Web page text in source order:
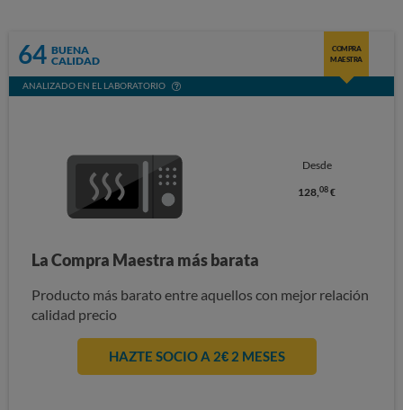
64 BUENA
CALIDAD
COMPRA
MAESTRA
ANALIZADO EN EL LABORATORIO
Desde
128,08 €
La Compra Maestra más barata
Producto más barato entre aquellos con mejor relación
calidad precio
HAZTE SOCIO A 2€ 2 MESES